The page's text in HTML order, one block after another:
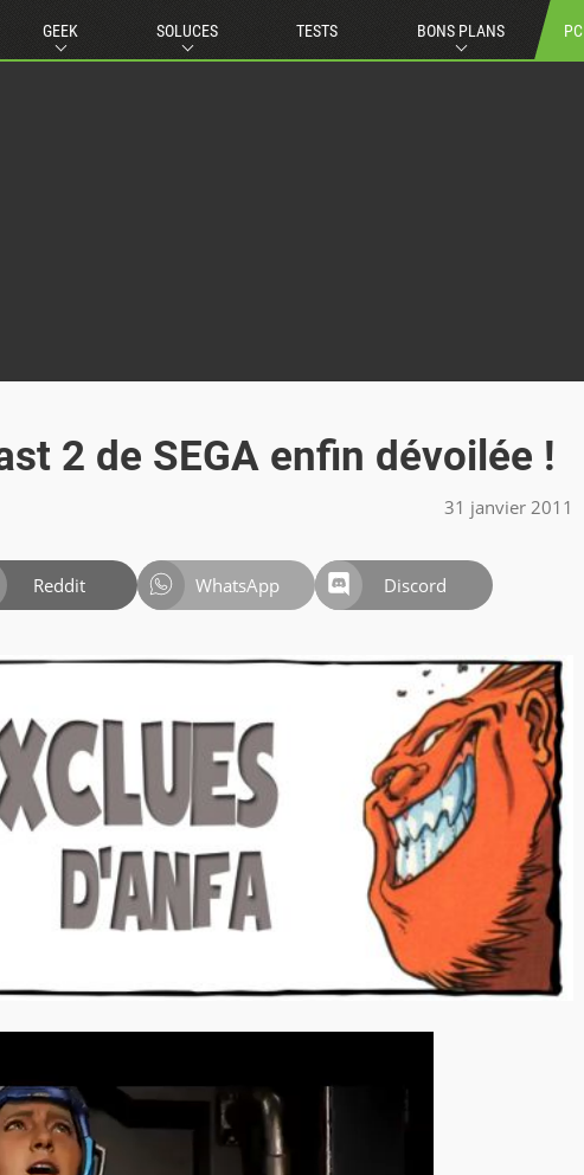
GEEK SOLUCES TESTS BONS PLANS PC
2 de SEGA enfin dévoilée !
31 janvier 2011
Reddit WhatsApp Discord